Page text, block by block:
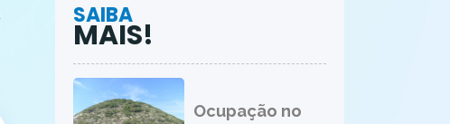
SAIBA
MAIS!
Ocupação no